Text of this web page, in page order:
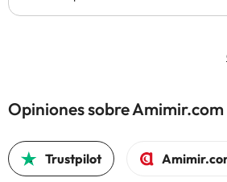
Opiniones sobre Amimir.com
Trustpilot